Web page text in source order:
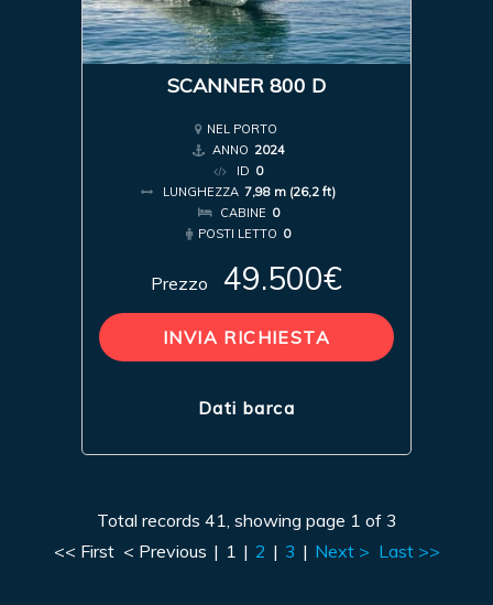
SCANNER 800 D
NEL PORTO
ANNO 2024
ID 0
LUNGHEZZA 7,98 m (26,2 ft)
CABINE 0
POSTI LETTO 0
Prezzo 49.500€
INVIA RICHIESTA
Dati barca
Total records 41, showing page 1 of 3
<< First < Previous | 1 | 2 | 3 | Next > Last >>